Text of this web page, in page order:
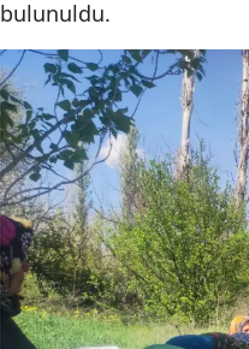
bulunuldu.